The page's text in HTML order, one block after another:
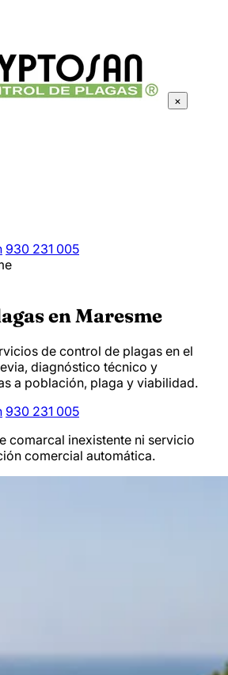
×
930 231 005
en Maresme
de control de plagas en el
diagnóstico técnico y
a población, plaga y viabilidad.
930 231 005
comarcal inexistente ni servicio
comercial automática.